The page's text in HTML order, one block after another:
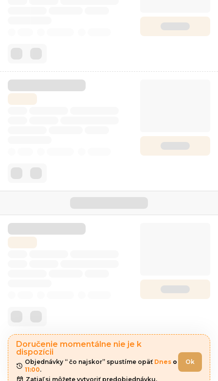
Doručenie momentálne nie je k
dispozícii
Objednávky “ čo najskor” spustíme opäť Dnes
11:00.
Zatiaľ si môžete vytvoriť predobjednávku.
Ok